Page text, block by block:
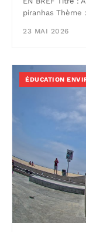
piranhas Thème
23 MAI 2026
ÉDUCATION